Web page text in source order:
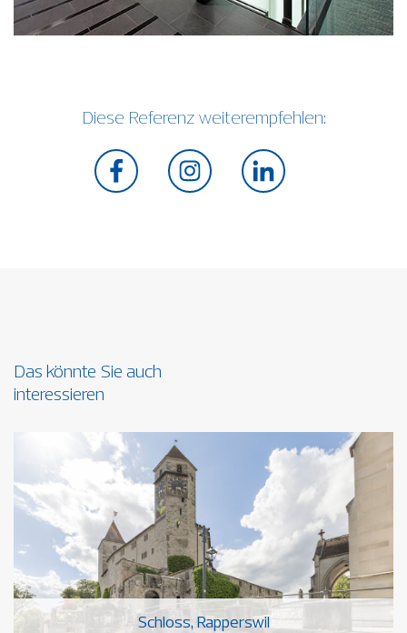
Diese Referenz weiterempfehlen:
Das könnte Sie auch
interessieren
Schloss, Rapperswil